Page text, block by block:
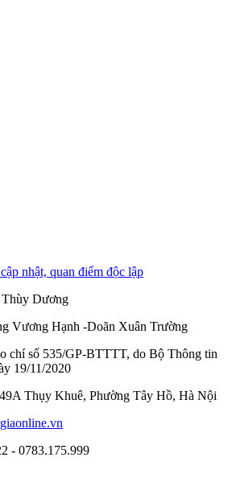
nhật, quan điểm độc lập
Dương
Vương Hạnh -Doãn Xuân Trường
chí số 535/GP-BTTTT, do Bộ Thông tin
19/11/2020
Thụy Khuê, Phường Tây Hồ, Hà Nội
- 0783.175.999